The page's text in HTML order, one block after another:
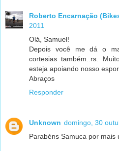
Roberto Encarnação
2011
Olá, Samuel!
Depois você me dá o
cortesias também..rs.
esteja apoiando nosso
Abraços
Responder
Unknown domingo, 30
Parabéns Samuca por mais